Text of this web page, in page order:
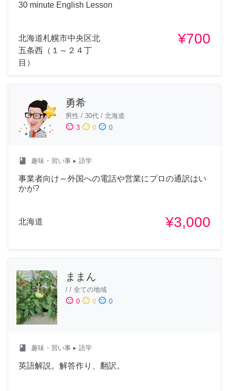
30 minute English Lesson
北海道札幌市中央区北
五条西（１～２４丁
目）
¥700
勇希
男性 / 30代 / 北海道
sentiment_satisfied 3 sentiment_neutral 0 sentiment_dissatisfied 0
class 趣味・習い事 ▸ 語学
事業者向け～外国への電話や営業にプロの通訳はい
かが?
北海道 ¥3,000
ままん
/ / 全ての地域
sentiment_satisfied 0 sentiment_neutral 0 sentiment_dissatisfied 0
class 趣味・習い事 ▸ 語学
英語解説。解答作り、翻訳。